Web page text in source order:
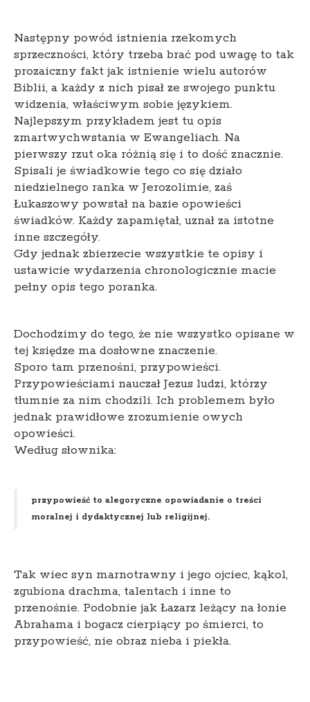
Następny powód istnienia rzekomych
sprzeczności, który trzeba brać pod uwagę to tak
prozaiczny fakt jak istnienie wielu autorów
Biblii, a każdy z nich pisał ze swojego punktu
widzenia, właściwym sobie językiem.
Najlepszym przykładem jest tu opis
zmartwychwstania w Ewangeliach. Na
pierwszy rzut oka różnią się i to dość znacznie.
Spisali je świadkowie tego co się działo
niedzielnego ranka w Jerozolimie, zaś
Łukaszowy powstał na bazie opowieści
świadków. Każdy zapamiętał, uznał za istotne
inne szczegóły.
Gdy jednak zbierzecie wszystkie te opisy i
ustawicie wydarzenia chronologicznie macie
pełny opis tego poranka.
Dochodzimy do tego, że nie wszystko opisane w
tej księdze ma dosłowne znaczenie.
Sporo tam przenośni, przypowieści.
Przypowieściami nauczał Jezus ludzi, którzy
tłumnie za nim chodzili. Ich problemem było
jednak prawidłowe zrozumienie owych
opowieści.
Według słownika:
przypowieść to alegoryczne opowiadanie o treści
moralnej i dydaktycznej lub religijnej.
Tak wiec syn marnotrawny i jego ojciec, kąkol,
zgubiona drachma, talentach i inne to
przenośnie. Podobnie jak Łazarz leżący na łonie
Abrahama i bogacz cierpiący po śmierci, to
przypowieść, nie obraz nieba i piekła.